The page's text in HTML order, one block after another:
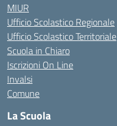
MIUR
Ufficio Scolastico Regionale
Ufficio Scolastico Territoriale
Scuola in Chiaro
Iscrizioni On Line
Invalsi
Comune
La Scuola